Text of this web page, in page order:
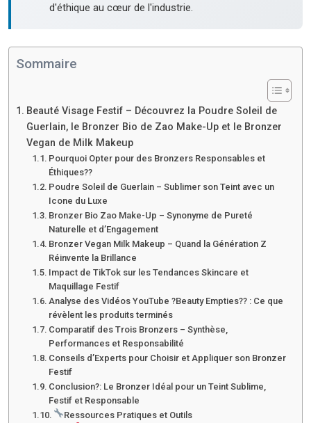
d'éthique au cœur de l'industrie.
Sommaire
Beauté Visage Festif – Découvrez la Poudre Soleil de
Guerlain, le Bronzer Bio de Zao Make-Up et le Bronzer
Vegan de Milk Makeup
Pourquoi Opter pour des Bronzers Responsables et
Éthiques??
Poudre Soleil de Guerlain – Sublimer son Teint avec un
Icone du Luxe
Bronzer Bio Zao Make-Up – Synonyme de Pureté
Naturelle et d’Engagement
Bronzer Vegan Milk Makeup – Quand la Génération Z
Réinvente la Brillance
Impact de TikTok sur les Tendances Skincare et
Maquillage Festif
Analyse des Vidéos YouTube ?Beauty Empties?? : Ce que
révèlent les produits terminés
Comparatif des Trois Bronzers – Synthèse,
Performances et Responsabilité
Conseils d’Experts pour Choisir et Appliquer son Bronzer
Festif
Conclusion?: Le Bronzer Idéal pour un Teint Sublime,
Festif et Responsable
Ressources Pratiques et Outils